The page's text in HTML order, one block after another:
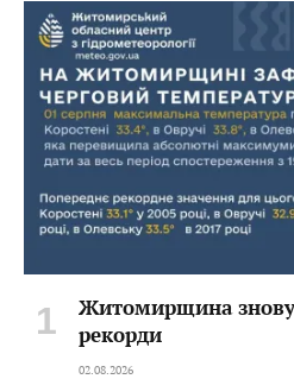
Житомирщина знову
рекорди
02.08.2026